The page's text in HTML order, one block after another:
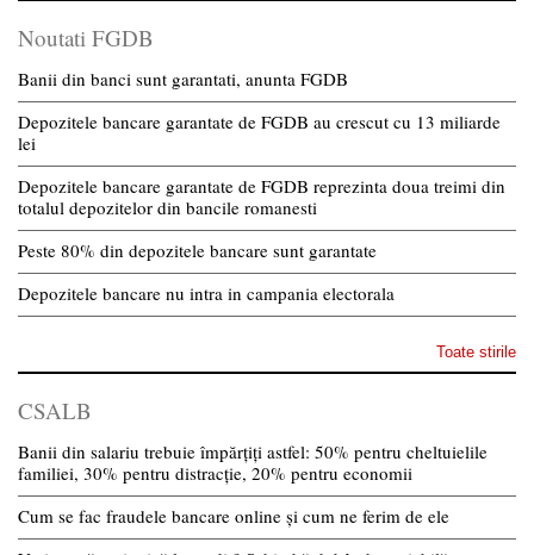
Noutati FGDB
Banii din banci sunt garantati, anunta FGDB
Depozitele bancare garantate de FGDB au crescut cu 13 miliarde
lei
Depozitele bancare garantate de FGDB reprezinta doua treimi din
totalul depozitelor din bancile romanesti
Peste 80% din depozitele bancare sunt garantate
Depozitele bancare nu intra in campania electorala
Toate stirile
CSALB
Banii din salariu trebuie împărțiți astfel: 50% pentru cheltuielile
familiei, 30% pentru distracție, 20% pentru economii
Cum se fac fraudele bancare online și cum ne ferim de ele